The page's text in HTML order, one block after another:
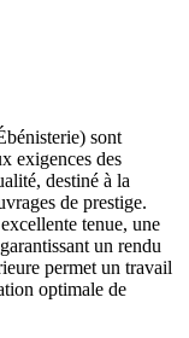
sont
exigences des
destiné à la
de prestige.
tenue, une
un rendu
permet un travail
optimale de